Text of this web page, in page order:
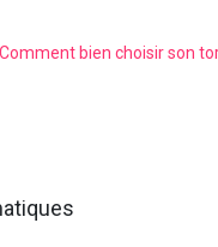
Comment bien choisir son